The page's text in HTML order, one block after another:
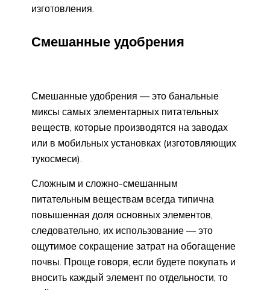
изготовления.
Смешанные удобрения
Смешанные удобрения — это банальные
миксы самых элементарных питательных
веществ, которые производятся на заводах
или в мобильных установках (изготовляющих
тукосмеси).
Сложным и сложно-смешанным
питательным веществам всегда типична
повышенная доля основных элементов,
следовательно, их использование — это
ощутимое сокращение затрат на обогащение
почвы. Проще говоря, если будете покупать и
вносить каждый элемент по отдельности, то